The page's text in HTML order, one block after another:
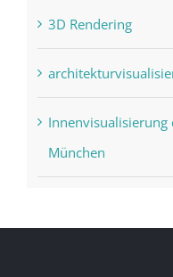
3D Rendering
Innenvisualisierung
München